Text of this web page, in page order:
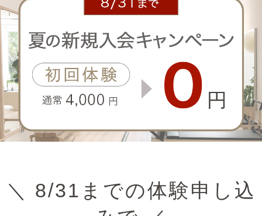
＼ 8/31までの体験申し込